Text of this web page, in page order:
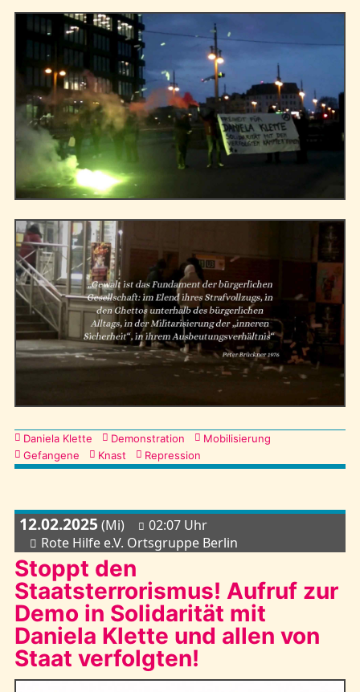
Kategorien
Daniela Klette Demonstration
Mobilisierung
Gefangene
Knast Repression
12.02.2025 (Mi)
02:07 Uhr
Rote Hilfe e.V. Ortsgruppe Berlin
Stoppt den
Staatsterrorismus! Aufruf zur
Demo in Solidarität mit
Daniela Klette und allen von
Staat verfolgten!